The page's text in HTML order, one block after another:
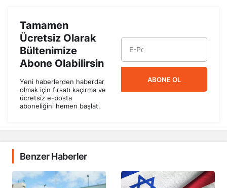
Tamamen
Ücretsiz Olarak
Bültenimize
Abone Olabilirsin
Yeni haberlerden haberdar
olmak için fırsatı kaçırma ve
ücretsiz e-posta
aboneliğini hemen başlat.
ABONE OL
Benzer Haberler